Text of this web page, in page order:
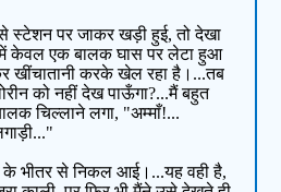
स्टेशन पर जाकर खड़ी हुई, तो देखा
केवल एक बालक घास पर लेटा हुआ
खींचातानी करके खेल रहा है।...तब
को नहीं देख पाऊँगा?...मैं बहुत
चिल्लाने लगा, "अम्माँ!...
भीतर से निकल आई।...यह वही है,